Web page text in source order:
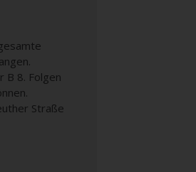
B 8. Folgen
Straße